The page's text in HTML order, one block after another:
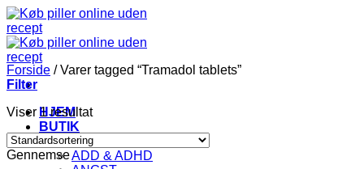
Fortsæt
til
indhold
HJEM
BUTIK
KATEGORI
ADD & ADHD
Forside /Varer tagged “Tramadol tablets”
Filter
Viser 1 resultat
Gennemse